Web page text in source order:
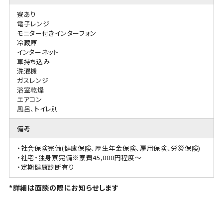
寮あり
電子レンジ
モニター付きインターフォン
冷蔵庫
インターネット
車持ち込み
洗濯機
ガスレンジ
浴室乾燥
エアコン
風呂、トイレ別
備考
・社会保険完備(健康保険、厚生年金保険、雇用保険、労災保険)
・社宅・独身寮完備※寮費45,000円程度～
・定期健康診断有り
*詳細は面談の際にお知らせします